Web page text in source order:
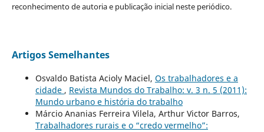
reconhecimento de autoria e publicação inicial neste periódico.
Artigos Semelhantes
Osvaldo Batista Acioly Maciel, Os trabalhadores e a
cidade , Revista Mundos do Trabalho: v. 3 n. 5 (2011):
Mundo urbano e história do trabalho
Márcio Ananias Ferreira Vilela, Arthur Victor Barros,
Trabalhadores rurais e o “credo vermelho”: